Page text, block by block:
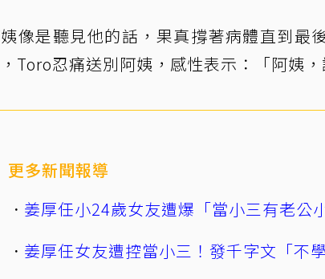
像是聽見他的話，果真撐著病體直到最
Toro忍痛送別阿姨，感性表示：「阿姨
更多新聞報導
姜厚任小24歲女友遭爆「當小三有老公
姜厚任女友遭控當小三！發千字文「不